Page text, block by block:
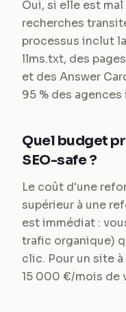
Oui, si elle est
recherches
processus inclut
llms.txt, des
et des Answer
95 % des
Quel budget
SEO-safe ?
Le coût d'une
supérieur à une
est immédiat :
trafic organique)
clic. Pour un site
15 000 €/mois de